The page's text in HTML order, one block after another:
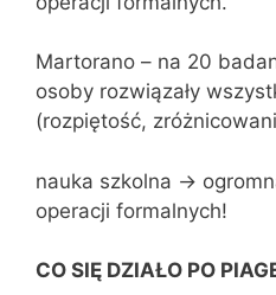
Martorano – na 20
osoby rozwiązały
(rozpiętość,
nauka szkolna ->
operacji formalnych!
CO SIĘ DZIAŁO PO